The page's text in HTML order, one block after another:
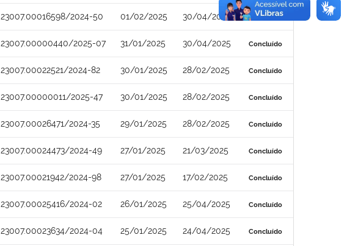
23007.00016598/2024-50 01/02/2025 30/04/2025 Concluído
23007.00000440/2025-07 31/01/2025 30/04/2025 Concluído
23007.00022521/2024-82 30/01/2025 28/02/2025 Concluído
23007.00000011/2025-47 30/01/2025 28/02/2025 Concluído
23007.00026471/2024-35 29/01/2025 28/02/2025 Concluído
23007.00024473/2024-49 27/01/2025 21/03/2025 Concluído
23007.00021942/2024-98 27/01/2025 17/02/2025 Concluído
23007.00025416/2024-02 26/01/2025 25/04/2025 Concluído
23007.00023634/2024-04 25/01/2025 24/04/2025 Concluído